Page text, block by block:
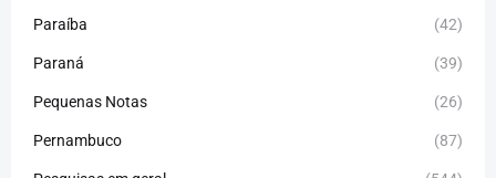
Paraíba (42)
Paraná (39)
Pequenas Notas (26)
Pernambuco (87)